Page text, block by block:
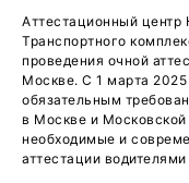
Аттестационный центр
Транспортного
проведения очной
Москве. С 1 марта 2025
обязательным
в Москве и Московской
необходимые и
аттестации водителями